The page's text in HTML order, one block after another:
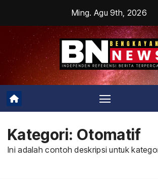
content
Ming. Agu 9th, 2026
Kategori: Otomatif
Ini adalah contoh deskripsi untuk